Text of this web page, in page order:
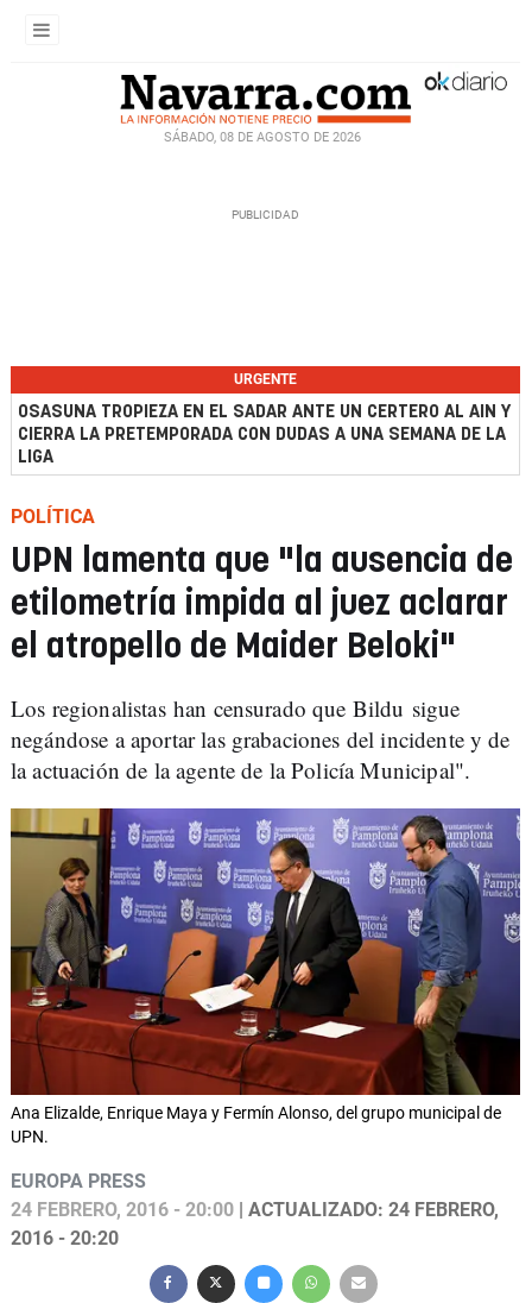
SÁBADO, 08 DE AGOSTO DE 2026
URGENTE
OSASUNA TROPIEZA EN EL SADAR ANTE UN CERTERO AL AIN Y
CIERRA LA PRETEMPORADA CON DUDAS A UNA SEMANA DE LA
LIGA
POLÍTICA
UPN lamenta que "la ausencia de
etilometría impida al juez aclarar
el atropello de Maider Beloki"
Los regionalistas han censurado que Bildu sigue
negándose a aportar las grabaciones del incidente y de
la actuación de la agente de la Policía Municipal".
Ana Elizalde, Enrique Maya y Fermín Alonso, del grupo municipal de
UPN.
EUROPA PRESS
24 FEBRERO, 2016 - 20:00 | ACTUALIZADO: 24 FEBRERO,
2016 - 20:20